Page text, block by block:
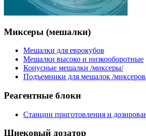
Миксеры (мешалки)
Мешалки для еврокубов
Мешалки высоко и низкооборотные
Конусные мешалки /миксеры/
Подъемники для мешалок /
Реагентные блоки
Станции приготовления и
Шнековый дозатор